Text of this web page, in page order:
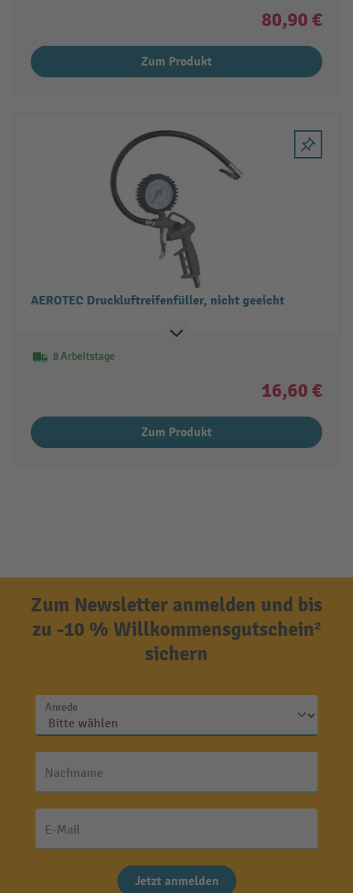
80,90 €
Zum Produkt
AEROTEC Druckluftreifenfüller, nicht geeicht
8 Arbeitstage
16,60 €
Zum Produkt
Zum Newsletter anmelden und bis
zu -10 % Willkommensgutschein²
sichern
Anrede
Nachname
E-Mail
Jetzt anmelden